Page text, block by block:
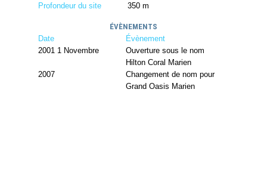
Profondeur du site
350 m
ÉVÈNEMENTS
Date
Évènement
2001 1 Novembre
Ouverture sous le nom
Hilton Coral Marien
2007
Changement de nom pour
Grand Oasis Marien